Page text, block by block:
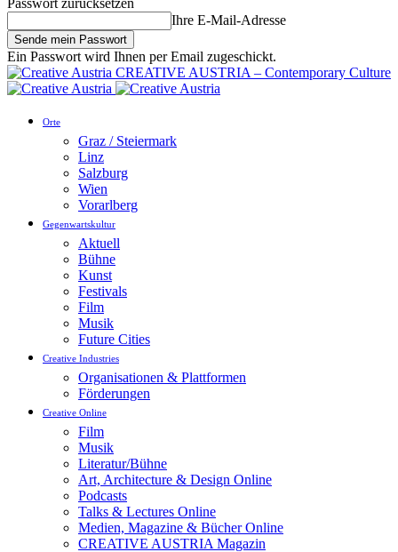
Passwort zurücksetzen
Ihre E-Mail-Adresse
Ein Passwort wird Ihnen per Email zugeschickt.
CREATIVE AUSTRIA – Contemporary Culture
Orte
Graz / Steiermark
Linz
Salzburg
Wien
Vorarlberg
Gegenwartskultur
Aktuell
Bühne
Kunst
Festivals
Film
Musik
Future Cities
Creative Industries
Organisationen & Plattformen
Förderungen
Creative Online
Film
Musik
Literatur/Bühne
Art, Architecture & Design Online
Podcasts
Talks & Lectures Online
Medien, Magazine & Bücher Online
CREATIVE AUSTRIA Magazin